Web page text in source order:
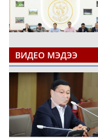
ВИДЕО МЭДЭЭ